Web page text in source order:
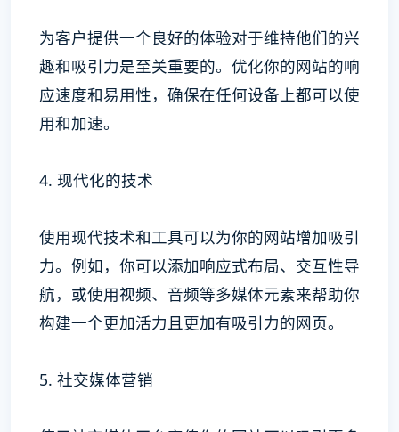
为客户提供一个良好的体验对于维持他们的兴
趣和吸引力是至关重要的。优化你的网站的响
应速度和易用性，确保在任何设备上都可以使
用和加速。
4. 现代化的技术
使用现代技术和工具可以为你的网站增加吸引
力。例如，你可以添加响应式布局、交互性导
航，或使用视频、音频等多媒体元素来帮助你
构建一个更加活力且更加有吸引力的网页。
5. 社交媒体营销